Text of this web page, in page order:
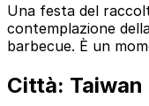
Una festa del
contemplazione
barbecue. È un
Città: Taiwan